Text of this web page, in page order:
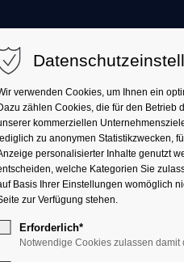
verwenden Cookies, um Ihnen ein
zählen Cookies, die für den Betrieb
kommerziellen
lediglich zu anonymen Statistikzwecken,
personalisierter Inhalte genutzt
welche Kategorien Sie
Basis Ihrer Einstellungen womöglich
zur Verfügung stehen.
Erforderlich*
Notwendige Cookies zulassen